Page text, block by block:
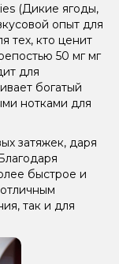
(Дикие ягоды,
опыт для
тех, кто ценит
50 мг мг
для
богатый
нотками для
затяжек, даря
быстрое и
так и для